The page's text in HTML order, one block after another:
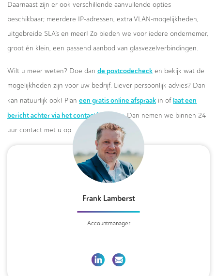
Daarnaast zijn er ook verschillende aanvullende opties
beschikbaar; meerdere IP-adressen, extra VLAN-mogelijkheden,
uitgebreide SLA’s en meer! Zo bieden we voor iedere ondernemer,
groot én klein, een passend aanbod van glasvezelverbindingen.
Wilt u meer weten? Doe dan de postcodecheck en bekijk wat de
mogelijkheden zijn voor uw bedrijf. Liever persoonlijk advies? Dan
kan natuurlijk ook! Plan een gratis online afspraak in of laat een
bericht achter via het contactformulier.Dan nemen we binnen 24
uur contact met u op.
Frank Lamberst
Accountmanager